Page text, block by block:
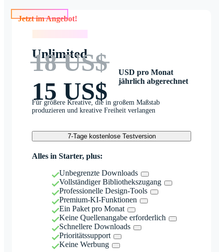
Jetzt im Angebot!
Unlimited
18 US$
15 US$
USD pro Monat
jährlich abgerechnet
Für größere Kreative, die in großem Maßstab
produzieren und kreative Freiheit verlangen
7-Tage kostenlose Testversion
Alles in Starter, plus:
Unbegrenzte Downloads
Vollständiger Bibliothekszugang
Professionelle Design-Tools
Premium-KI-Funktionen
Ein Paket pro Monat
Keine Quellenangabe erforderlich
Schnellere Downloads
Prioritätssupport
Keine Werbung